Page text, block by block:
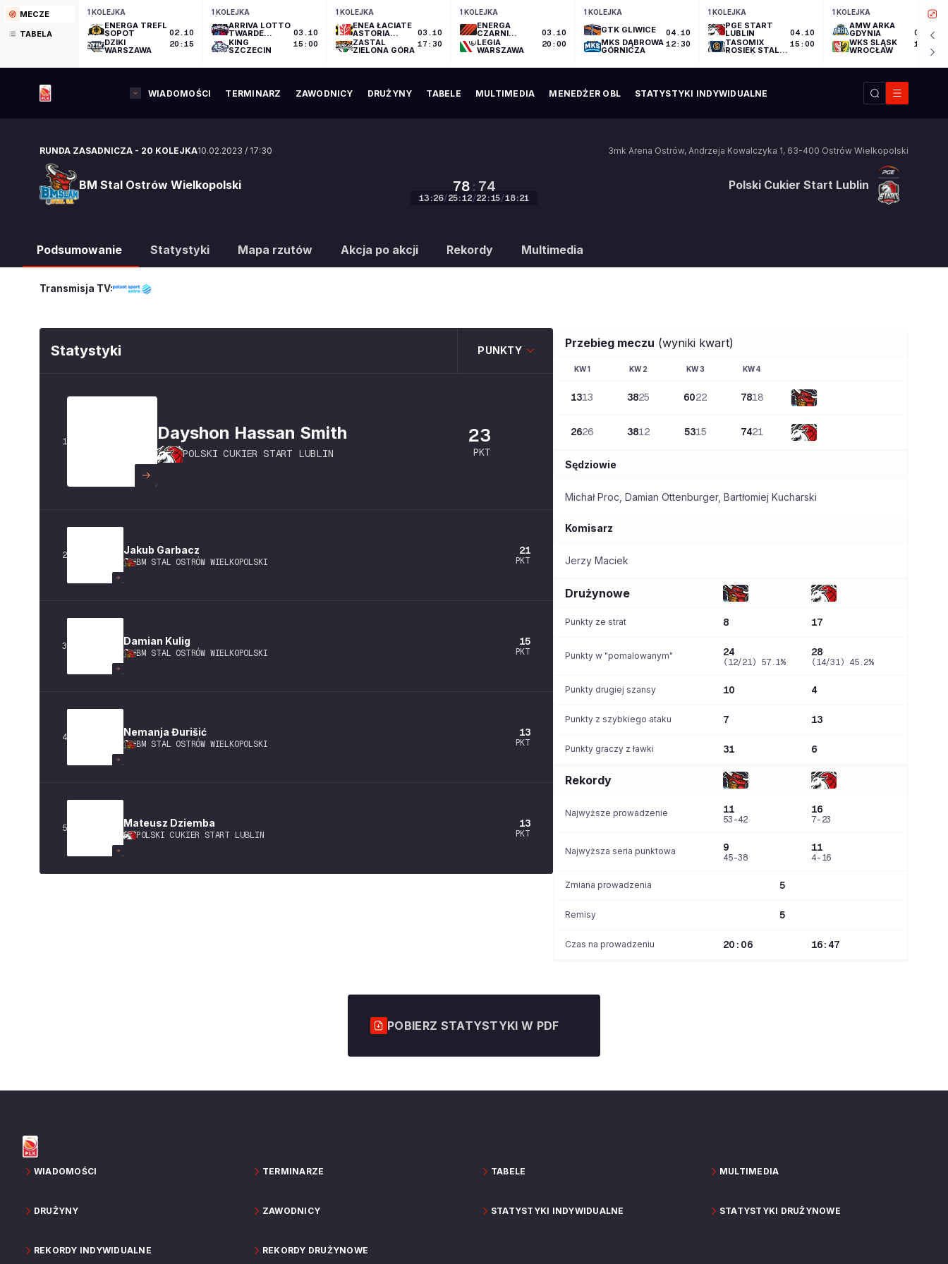
MECZE
TABELA
1 KOLEJKA
ENERGA TREFL
SOPOT
DZIKI
WARSZAWA
02.10
20:15
1 KOLEJKA
ARRIVA LOTTO
TWARDE
PIERNIKI
TORUŃ
KING
SZCZECIN
03.10
15:00
1 KOLEJKA
ENEA ŁACIATE
ASTORIA
BYDGOSZCZ
ZASTAL
ZIELONA GÓRA
03.10
17:30
1 KOLEJKA
ENERGA
CZARNI
SŁUPSK
LEGIA
WARSZAWA
03.10
20:00
1 KOLEJKA
GTK GLIWICE
MKS DĄBROWA
GÓRNICZA
04.10
12:30
1 KOLEJKA
PGE START
LUBLIN
TASOMIX
ROSIEK STAL
WIELKOPOLSKI
04.10
15:00
1 KOLEJKA
AMW ARKA
GDYNIA
WKS ŚLĄSK
WROCŁAW
04.10
17:30
WIADOMOŚCI TERMINARZ ZAWODNICY DRUŻYNY TABELE MULTIMEDIA MENEDŻER OBL STATYSTYKI INDYWIDUALNE
RUNDA ZASADNICZA - 20 KOLEJKA10.02.2023 / 17:30 3mk Arena Ostrów, Andrzeja Kowalczyka 1, 63-400 Ostrów Wielkopolski
BM Stal Ostrów Wielkopolski 78 : 74 Polski Cukier Start Lublin
13:26/25:12/22:15/18:21
Podsumowanie Statystyki Mapa rzutów Akcja po akcji Rekordy Multimedia
Transmisja TV:
Statystyki PUNKTY
1 Dayshon Hassan Smith
POLSKI CUKIER START LUBLIN
23
PKT
2 Jakub Garbacz
BM STAL OSTRÓW WIELKOPOLSKI
21
PKT
3 Damian Kulig
BM STAL OSTRÓW WIELKOPOLSKI
15
PKT
4 Nemanja Đurišić
BM STAL OSTRÓW WIELKOPOLSKI
13
PKT
5 Mateusz Dziemba
POLSKI CUKIER START LUBLIN
13
PKT
Przebieg meczu (wyniki kwart)
KW1 KW 2 KW3 KW4
1313 3825 6022 7818
2626 3812 5315 7421
Sędziowie
Michał Proc Damian Ottenburger, Bartłomiej Kucharski
Komisarz
Jerzy Maciek
Drużynowe
Punkty ze strat 8 17
Punkty w "pomalowanym" 24
(12/21) 57.1%
28
(14/31) 45.2%
Punkty drugiej szansy 10 4
Punkty z szybkiego ataku 7 13
Punkty graczy z ławki 31 6
Rekordy
Najwyższe prowadzenie 11
53-42
16
7-23
Najwyższa seria punktowa 9
45-38
11
4-16
Zmiana prowadzenia 5
Remisy 5
Czas na prowadzeniu 20:06 16:47
POBIERZ STATYSTYKI W PDF
WIADOMOŚCI TERMINARZE TABELE MULTIMEDIA
DRUŻYNY ZAWODNICY STATYSTYKI INDYWIDUALNE STATYSTYKI DRUŻYNOWE
REKORDY INDYWIDUALNE REKORDY DRUŻYNOWE